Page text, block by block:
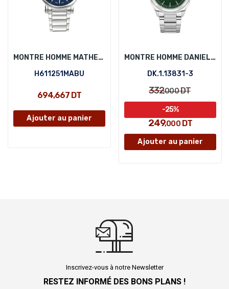
MONTRE HOMME MATHEY-TISSOT H611251MABU
H611251MABU
694,667 DT
Ajouter au panier
MONTRE HOMME DANIEL KLEIN DK.1.13831-3
DK.1.13831-3
332,000DT
249,000DT
-25%
Ajouter au panier
Inscrivez-vous à notre Newsletter
RESTEZ INFORMÉ DES BONS PLANS !